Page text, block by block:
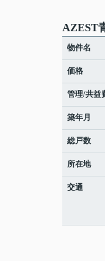
AZEST
物件名
価格
管理/共益
築年月
総戸数
所在地
交通